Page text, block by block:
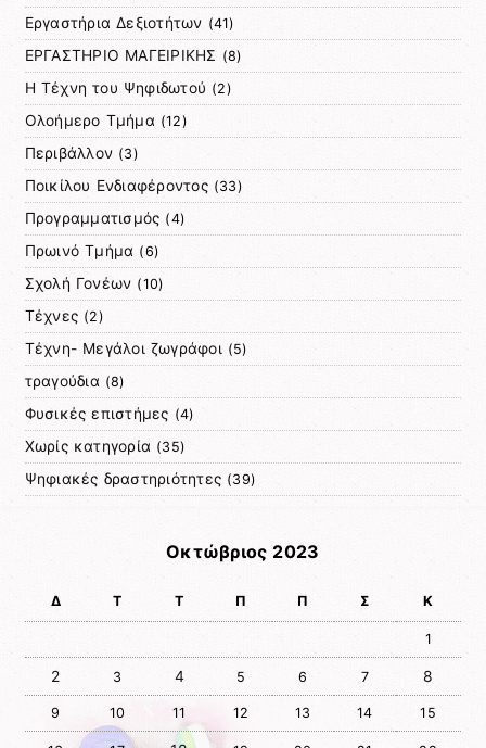
Εργαστήρια Δεξιοτήτων (41)
ΕΡΓΑΣΤΗΡΙΟ ΜΑΓΕΙΡΙΚΗΣ (8)
Η Τέχνη του Ψηφιδωτού (2)
Ολοήμερο Τμήμα (12)
Περιβάλλον (3)
Ποικίλου Ενδιαφέροντος(33)
Προγραμματισμός (4)
Πρωινό Τμήμα (6)
Σχολή Γονέων (10)
Τέχνες (2)
Τέχνη- Μεγάλοι ζωγράφοι (5)
τραγούδια (8)
Φυσικές επιστήμες (4)
Χωρίς κατηγορία (35)
Ψηφιακές δραστηριότητες (39)
Οκτώβριος 2023
Δ Τ Τ Π Π Σ Κ
1
2 3 4 5 6 7 8
9 10 11 12 13 14 15